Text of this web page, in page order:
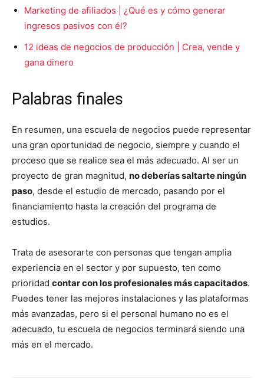
Marketing de afiliados | ¿Qué es y cómo generar
ingresos pasivos con él?
12 ideas de negocios de producción | Crea, vende y
gana dinero
Palabras finales
En resumen, una escuela de negocios puede representar
una gran oportunidad de negocio, siempre y cuando el
proceso que se realice sea el más adecuado. Al ser un
proyecto de gran magnitud, no deberías saltarte ningún
paso, desde el estudio de mercado, pasando por el
financiamiento hasta la creación del programa de
estudios.
Trata de asesorarte con personas que tengan amplia
experiencia en el sector y por supuesto, ten como
prioridad contar con los profesionales más capacitados.
Puedes tener las mejores instalaciones y las plataformas
más avanzadas, pero si el personal humano no es el
adecuado, tu escuela de negocios terminará siendo una
más en el mercado.